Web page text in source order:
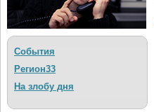
События
Регион33
На злобу дня